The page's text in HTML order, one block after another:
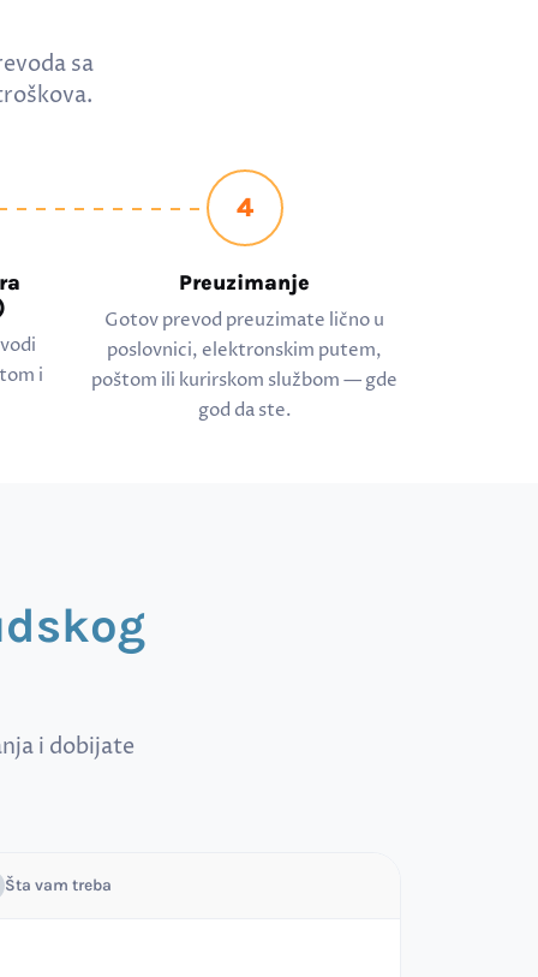
sa
i
4
Preuzimanje
Gotov prevod preuzimate lično u
poslovnici, elektronskim putem,
poštom ili kurirskom službom — gde
god da ste.
i dobijate
Šta vam treba